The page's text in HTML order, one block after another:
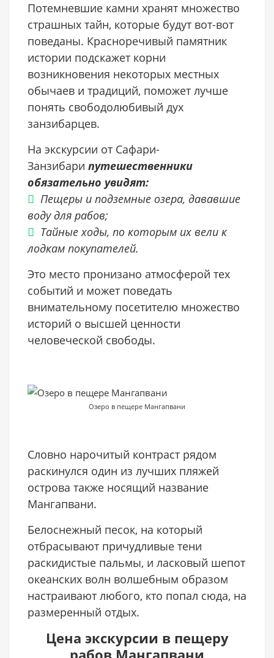
Потемневшие камни хранят множество
страшных тайн, которые будут вот-вот
поведаны. Красноречивый памятник
истории подскажет корни
возникновения некоторых местных
обычаев и традиций, поможет лучше
понять свободолюбивый дух
занзибарцев.
На экскурсии от Сафари-
Занзибари путешественники
обязательно увидят:
Пещеры и подземные озера, дававшие
воду для рабов;
Тайные ходы, по которым их вели к
лодкам покупателей.
Это место пронизано атмосферой тех
событий и может поведать
внимательному посетителю множество
историй о высшей ценности
человеческой свободы.
Озеро в пещере Мангапвани
Словно нарочитый контраст рядом
раскинулся один из лучших пляжей
острова также носящий название
Мангапвани.
Белоснежный песок, на который
отбрасывают причудливые тени
раскидистые пальмы, и ласковый шепот
океанских волн волшебным образом
настраивают любого, кто попал сюда, на
размеренный отдых.
Цена экскурсии в пещеру
рабов Мангапвани